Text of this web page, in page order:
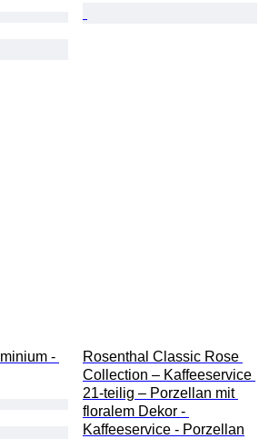
-
Rosenthal Classic Rose
Collection – Kaffeeservice
21-teilig – Porzellan mit
floralem Dekor -
Kaffeeservice - Porzellan